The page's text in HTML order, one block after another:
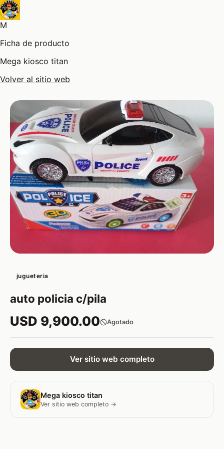
M
Ficha de producto
Mega kiosco titan
Volver al sitio web
jugueteria
auto policia c/pila
USD 9,900.00 Agotado
Ver sitio web completo
Mega kiosco titan
Ver sitio web completo →